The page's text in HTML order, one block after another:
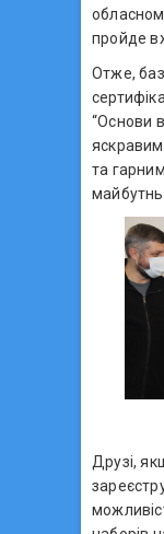
пройде
Отже,
“Основи
та
Друзі,